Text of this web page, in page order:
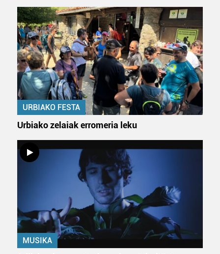
URBIAKO FESTA
Urbiako zelaiak erromeria leku
MUSIKA